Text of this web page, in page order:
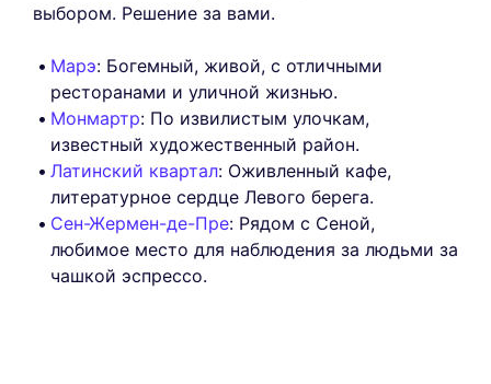
выбором. Решение за вами.
Марэ: Богемный, живой, с отличными
ресторанами и уличной жизнью.
Монмартр: По извилистым улочкам,
известный художественный район.
Латинский квартал: Оживленный кафе,
литературное сердце Левого берега.
Сен-Жермен-де-Пре: Рядом с Сеной,
любимое место для наблюдения за людьми за
чашкой эспрессо.